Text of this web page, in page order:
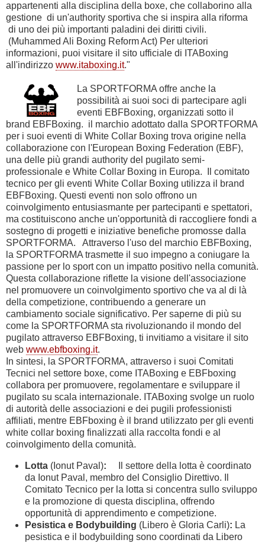
appartenenti alla disciplina della boxe, che collaborino alla
gestione di un'authority sportiva che si inspira alla riforma
di uno dei più importanti paladini dei diritti civili.
(Muhammed Ali Boxing Reform Act) Per ulteriori
informazioni, puoi visitare il sito ufficiale di ITABoxing
all'indirizzo www.itaboxing.it."
La SPORTFORMA offre anche la
possibilità ai suoi soci di partecipare agli
eventi EBFBoxing, organizzati sotto il
brand EBFBoxing. il marchio adottato dalla SPORTFORMA
per i suoi eventi di White Collar Boxing trova origine nella
collaborazione con l'European Boxing Federation (EBF),
una delle più grandi authority del pugilato semi-
professionale e White Collar Boxing in Europa. Il comitato
tecnico per gli eventi White Collar Boxing utilizza il brand
EBFBoxing. Questi eventi non solo offrono un
coinvolgimento entusiasmante per partecipanti e spettatori,
ma costituiscono anche un'opportunità di raccogliere fondi a
sostegno di progetti e iniziative benefiche promosse dalla
SPORTFORMA. Attraverso l'uso del marchio EBFBoxing,
la SPORTFORMA trasmette il suo impegno a coniugare la
passione per lo sport con un impatto positivo nella comunità.
Questa collaborazione riflette la visione dell'associazione
nel promuovere un coinvolgimento sportivo che va al di là
della competizione, contribuendo a generare un
cambiamento sociale significativo. Per saperne di più su
come la SPORTFORMA sta rivoluzionando il mondo del
pugilato attraverso EBFBoxing, ti invitiamo a visitare il sito
web www.ebfboxing.it.
In sintesi, la SPORTFORMA, attraverso i suoi Comitati
Tecnici nel settore boxe, come ITABoxing e EBFboxing
collabora per promuovere, regolamentare e sviluppare il
pugilato su scala internazionale. ITABoxing svolge un ruolo
di autorità delle associazioni e dei pugili professionisti
affiliati, mentre EBFboxing è il brand utilizzato per gli eventi
white collar boxing finalizzati alla raccolta fondi e al
coinvolgimento della comunità.
Lotta (Ionut Paval):
Il settore della lotta è coordinato
da Ionut Paval, membro del Consiglio Direttivo. Il
Comitato Tecnico per la lotta si concentra sullo sviluppo
e la promozione di questa disciplina, offrendo
opportunità di apprendimento e competizione.
Pesistica e Bodybuilding (Libero è Gloria Carli): La
pesistica e il bodybuilding sono coordinati da Libero